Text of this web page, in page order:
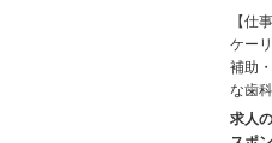
【仕
ケー
補助
な歯
求人